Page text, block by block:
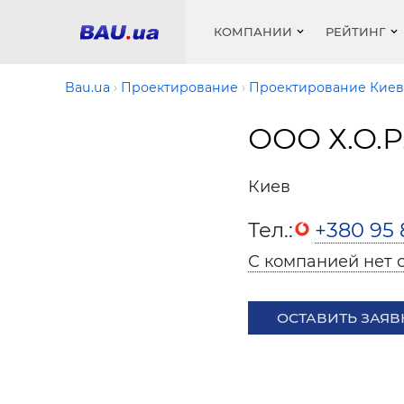
КОМПАНИИ
Окна
РЕЙТИНГ
Медиа
Мебель
Трубы,
Видео
Bau.ua Проектирование Проектирование Киев
ООО
Киев
Тел.: +380 95
С компанией нет
ОСТАВИТЬ